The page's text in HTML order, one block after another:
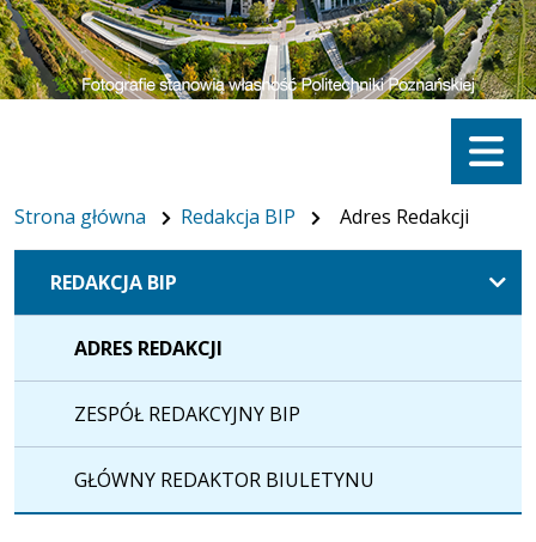
Menu
Strona główna Redakcja BIP Adres Redakcji
REDAKCJA BIP
ADRES REDAKCJI
ZESPÓŁ REDAKCYJNY BIP
GŁÓWNY REDAKTOR BIULETYNU